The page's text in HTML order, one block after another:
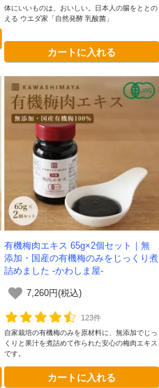
体にいいものは、おいしい。日本人の腸をととの
える ウエダ家「自然発酵 乳酸菌」
カートに入れる
有機梅肉エキス 65g×2個セット｜無
添加・国産の有機梅のみをじっくり煮
詰めました -かわしま屋-
7,260円(税込)
123件
自家栽培の有機梅のみを原材料に、無添加でじっ
くりと果汁を煮詰めて作られた安心の梅肉エキス
です。
カートに入れる